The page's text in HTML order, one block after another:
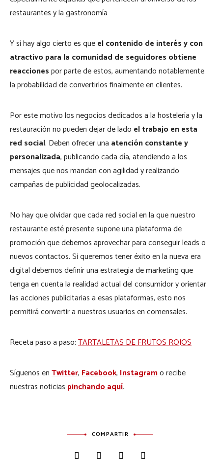
restaurantes y la gastronomía
Y si hay algo cierto es queel contenido de interés y con
atractivo para la comunidad de seguidores obtiene
reaccionespor parte de estos, aumentando notablemente
la probabilidad de convertirlos finalmente en clientes.
Por este motivo los negocios dedicados a la hostelería y la
restauración no pueden dejar de lado el trabajo en esta
red social. Deben ofrecer una atención constante y
personalizada, publicando cada día, atendiendo a los
mensajes que nos mandan con agilidad y realizando
campañas de publicidad geolocalizadas.
No hay que olvidar que cada red social en la que nuestro
restaurante esté presente supone una plataforma de
promoción que debemos aprovechar para conseguir leads o
nuevos contactos. Si queremos tener éxito en la nueva era
digital debemos definir una estrategia de marketing que
tenga en cuenta la realidad actual del consumidor y orientar
las acciones publicitarias a esas plataformas, esto nos
permitirá convertir a nuestros usuarios en comensales.
Receta paso a paso:TARTALETAS DE FRUTOS ROJOS
Síguenos enTwitter,Facebook,Instagramo recibe
nuestras noticias pinchando aquí.
COMPARTIR